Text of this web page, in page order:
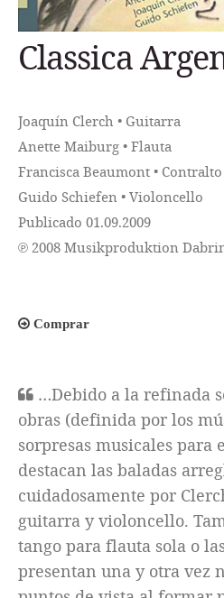
Classica
Joaquín Clerch • Guitarra
Anette Maiburg • Flauta
Francisca Beaumont • Contralto
Guido Schiefen • Violoncello
Publicado 01.09.2009
℗ 2008 Musikproduktion
Comprar
…Debido a la refinada
obras (definida por los
sorpresas musicales para
destacan las baladas
cuidadosamente por
guitarra y violoncello.
tango para flauta sola o
presentan una y otra vez